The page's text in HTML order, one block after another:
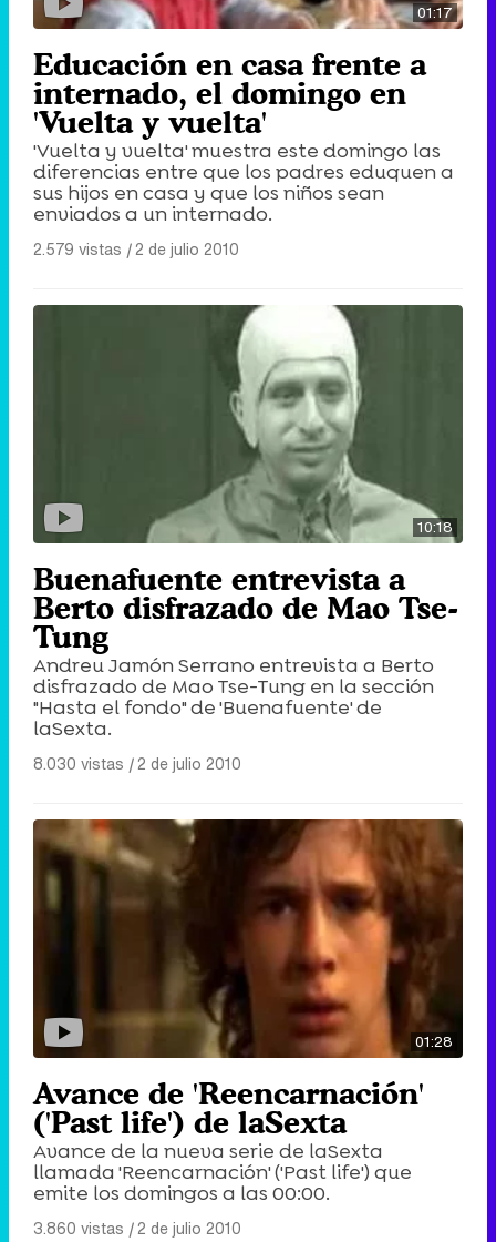
01:17
Educación en casa frente a
internado, el domingo en
'Vuelta y vuelta'
'Vuelta y vuelta' muestra este domingo las
diferencias entre que los padres eduquen a
sus hijos en casa y que los niños sean
enviados a un internado.
2.579 vistas |2 de julio 2010
10:18
Buenafuente entrevista a
Berto disfrazado de Mao Tse-
Tung
Andreu Jamón Serrano entrevista a Berto
disfrazado de Mao Tse-Tung en la sección
"Hasta el fondo" de 'Buenafuente' de
laSexta.
8.030 vistas |2 de julio 2010
01:28
Avance de 'Reencarnación'
('Past life') de laSexta
Avance de la nueva serie de laSexta
llamada 'Reencarnación' ('Past life') que
emite los domingos a las 00:00.
3.860 vistas |2 de julio 2010